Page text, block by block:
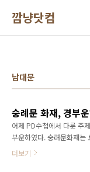
깜냥닷컴
남대문
어제 PD수첩에서 다룬 주
부운하였다. 숭려문화재는
이루 말할 수 없었다. 어찌
더보기